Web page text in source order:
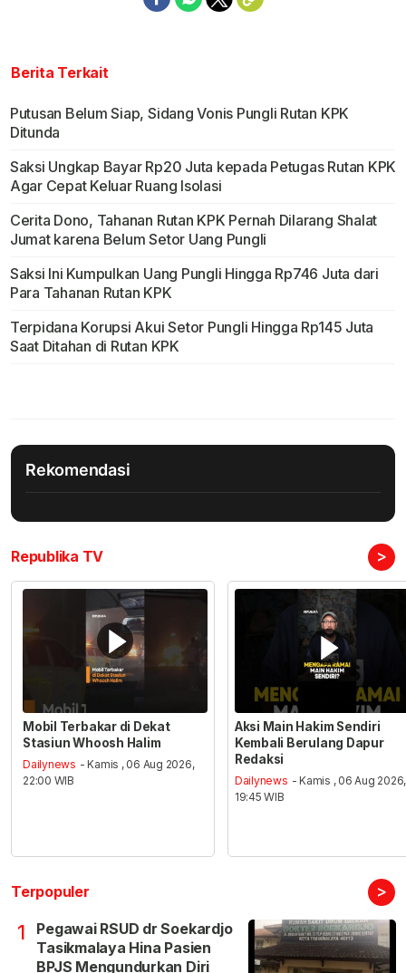
Berita Terkait
Putusan Belum Siap, Sidang Vonis Pungli Rutan KPK
Ditunda
Saksi Ungkap Bayar Rp20 Juta kepada Petugas Rutan KPK
Agar Cepat Keluar Ruang Isolasi
Cerita Dono, Tahanan Rutan KPK Pernah Dilarang Shalat
Jumat karena Belum Setor Uang Pungli
Saksi Ini Kumpulkan Uang Pungli Hingga Rp746 Juta dari
Para Tahanan Rutan KPK
Terpidana Korupsi Akui Setor Pungli Hingga Rp145 Juta
Saat Ditahan di Rutan KPK
Rekomendasi
Republika TV >
Mobil Terbakar di Dekat
Stasiun Whoosh Halim
Dailynews - Kamis , 06 Aug 2026,
22:00 WIB
Aksi Main Hakim Sendiri
Kembali Berulang Dapur
Redaksi
Dailynews - Kamis , 06 Aug 2026,
19:45 WIB
Terpopuler >
1
Pegawai RSUD dr Soekardjo
Tasikmalaya Hina Pasien
BPJS Mengundurkan Diri